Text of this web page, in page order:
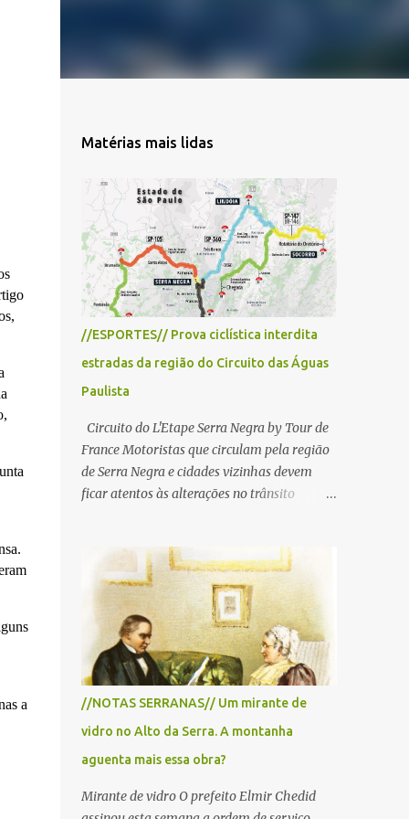
a
Matérias mais lidas
//ESPORTES// Prova ciclística interdita
estradas da região do Circuito das Águas
Paulista
Circuito do L'Etape Serra Negra by Tour de
France Motoristas que circulam pela região
de Serra Negra e cidades vizinhas devem
ficar atentos às alterações no trânsito
realização do L'Étape Serra Negra by Tour
de France presented by Nubank.
Considerado o principal circuito de ciclismo
amador da América Latina, o evento reunirá
atletas de diferentes regiões do país e terá
percursos passando pelos municípios de
Serra Negra, Amparo, Monte Alegre do Sul,
Lindoia e Socorro. Para garantir a segurança
dos participantes e do público, diversos
trechos de rodovias e estradas da região
longo da prova. A largada será na Rua
//NOTAS SERRANAS// Um mirante de
vidro no Alto da Serra. A montanha
aguenta mais essa obra?
Mirante de vidro O prefeito Elmir Chedid